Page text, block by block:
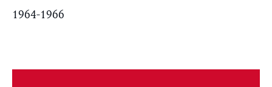
1964-1966